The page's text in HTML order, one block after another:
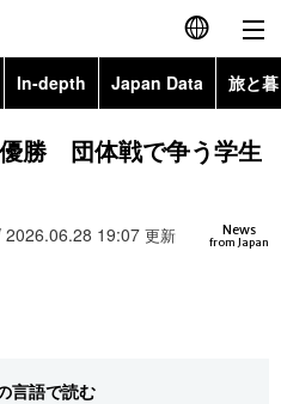
English
简体字
In-depth Japan Data 旅と
Topics
勝 団体戦で争う学生
News
from Japan
19:07 更新
言語で読む